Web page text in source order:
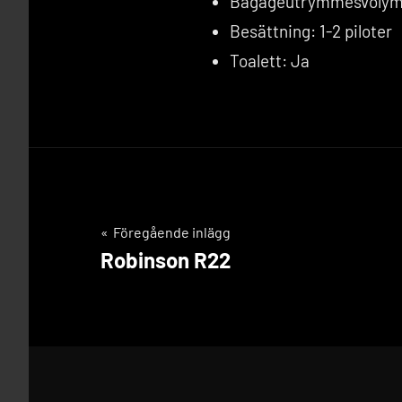
Besättning: 1-2 piloter
Toalett: Ja
Inläggsnavigering
Föregående inlägg
Robinson R22